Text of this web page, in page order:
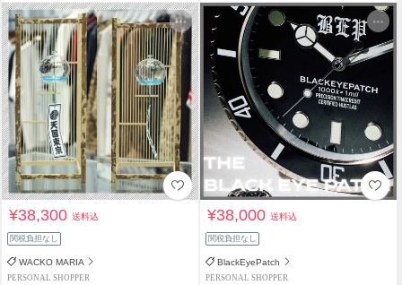
¥38,300送料込
関税負担なし
WACKO MARIA
PERSONAL SHOPPER
¥38,000送料込
関税負担なし
BlackEyePatch
PERSONAL SHOPPER